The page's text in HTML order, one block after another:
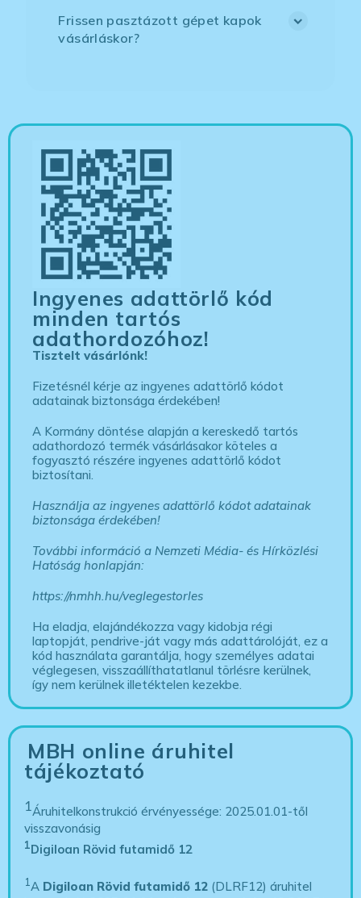
Frissen pasztázott gépet kapok
vásárláskor?
Ingyenes adattörlő kód
minden tartós
adathordozóhoz!
Tisztelt vásárlónk!
Fizetésnél kérje az ingyenes adattörlő kódot
adatainak biztonsága érdekében!
A Kormány döntése alapján a kereskedő tartós
adathordozó termék vásárlásakor köteles a
fogyasztó részére ingyenes adattörlő kódot
biztosítani.
Használja az ingyenes adattörlő kódot adatainak
biztonsága érdekében!
További információ a Nemzeti Média- és Hírközlési
Hatóság honlapján:
https://nmhh.hu/veglegestorles
Ha eladja, elajándékozza vagy kidobja régi
laptopját, pendrive-ját vagy más adattárolóját, ez a
kód használata garantálja, hogy személyes adatai
véglegesen, visszaállíthatatlanul törlésre kerülnek,
így nem kerülnek illetéktelen kezekbe.
MBH online áruhitel
tájékoztató
1Áruhitelkonstrukció érvényessége: 2025.01.01-től
visszavonásig
1Digiloan Rövid futamidő 12
1 A Digiloan Rövid futamidő 12 (DLRF12) áruhitel